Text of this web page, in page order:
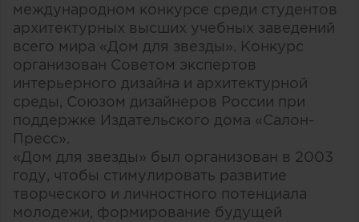
международном конкурсе среди студентов
архитектурных высших учебных заведений
всего мира «Дом для звезды». Конкурс
организован Советом экспертов
интерьерного дизайна и архитектурной
среды, Союзом дизайнеров России при
поддержке Издательского дома «Салон-
Пресс».
«Дом для звезды» был организован в 2003
году, чтобы стимулировать развитие
творческого и личностного потенциала
молодежи, формирование будущей